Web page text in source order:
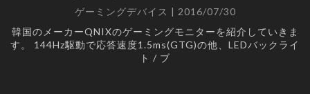
ゲーミングデバイス | 2016/07/30
韓国のメーカーQNIXのゲーミングモニターを紹介していきま
す。 144Hz駆動で応答速度1.5ms(GTG)の他、LEDバックライ
ト / ブ